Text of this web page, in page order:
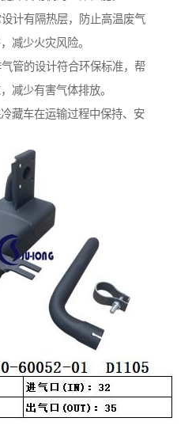
计有隔热层，防止高温废气
减少火灾风险。
管的设计符合环保标准，帮
减少有害气体排放。
藏车在运输过程中保持、安